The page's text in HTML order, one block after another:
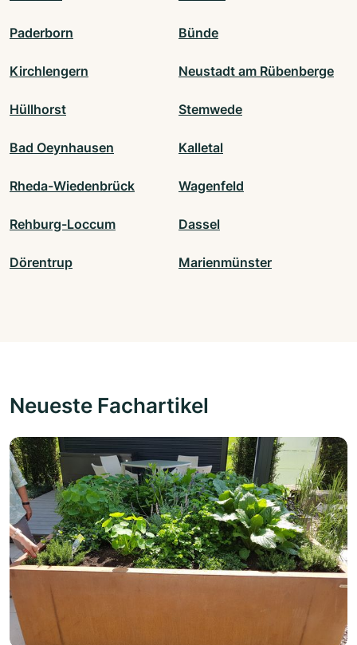
Paderborn Bünde
Kirchlengern Neustadt am Rübenberge
Hüllhorst Stemwede
Bad Oeynhausen Kalletal
Rheda-Wiedenbrück Wagenfeld
Rehburg-Loccum Dassel
Dörentrup Marienmünster
Neueste Fachartikel